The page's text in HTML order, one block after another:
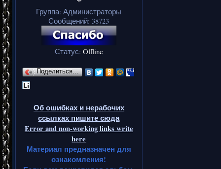
Группа: Администраторы
Сообщений: 38723
Статус: Offline
Поделиться…
Об ошибках и нерабочих
ссылках пишите сюда
Error and non-working links write
here
Материал предназначен для
ознакомления!